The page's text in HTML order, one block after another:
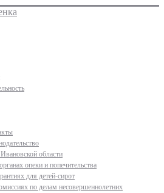
области
опеки и попечительства
для детей-сирот
по делам несовершеннолетних